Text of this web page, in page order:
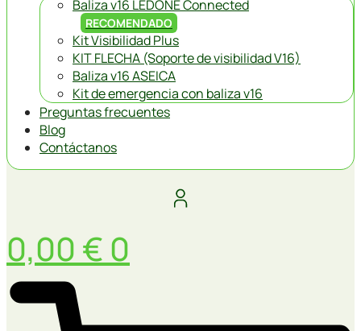
Baliza v16 LEDONE Connected
RECOMENDADO
Kit Visibilidad Plus
KIT FLECHA (Soporte de visibilidad V16)
Baliza v16 ASEICA
Kit de emergencia con baliza v16
Preguntas frecuentes
Blog
Contáctanos
0,00 € 0